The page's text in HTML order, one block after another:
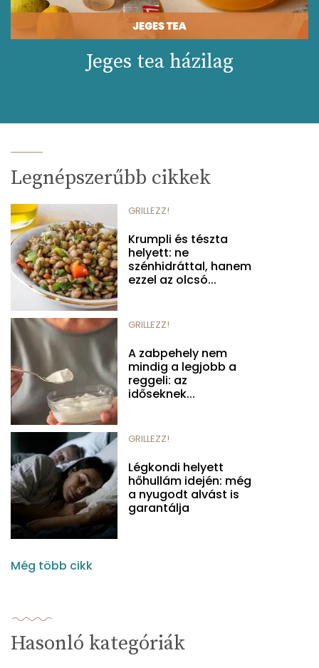
Jeges tea házilag
Legnépszerűbb cikkek
GRILLEZZ!
Krumpli és tészta
helyett: ne
szénhidráttal, hanem
ezzel az olcsó...
GRILLEZZ!
A zabpehely nem
mindig a legjobb a
reggeli: az
időseknek...
GRILLEZZ!
Légkondi helyett
hőhullám idején: még
a nyugodt alvást is
garantálja
Még több cikk
Hasonló kategóriák